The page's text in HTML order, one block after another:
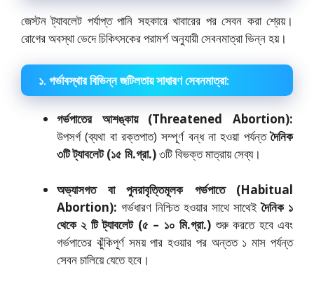
জেস্টন ট্যাবলেট পর্যাপ্ত পানি সহকারে খাবারের পর সেবন করা শ্রেয়।
রোগের অবস্থা ভেদে চিকিৎসকের পরামর্শ অনুযায়ী সেবনমাত্রা ভিন্ন হয়।
১. গর্ভাবস্থার বিভিন্ন জটিলতায় সাধারণ সেবনমাত্রা:
গর্ভপাতের আশঙ্কায় (Threatened Abortion):
উপসর্গ (ব্যথা বা রক্তপাত) সম্পূর্ণ বন্ধ না হওয়া পর্যন্তদৈনিক
৩টি ট্যাবলেট (১৫ মি.গ্রা.)৩টি বিভক্ত মাত্রায় সেব্য।
অভ্যাসগত বা পুনরাবৃত্তিমূলক গর্ভপাতে (Habitual
Abortion): গর্ভধারণ নিশ্চিত হওয়ার সাথে সাথেইদৈনিক ১
থেকে ২ টি ট্যাবলেট (৫ – ১০ মি.গ্রা.) শুরু করতে হবে এবং
গর্ভপাতের ঝুঁকিপূর্ণ সময় পার হওয়ার পর অন্তত ১ মাস পর্যন্ত
সেবন চালিয়ে যেতে হবে।